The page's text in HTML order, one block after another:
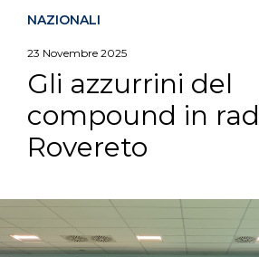
NAZIONALI
23 Novembre 2025
Gli azzurrini del
compound in
Rovereto